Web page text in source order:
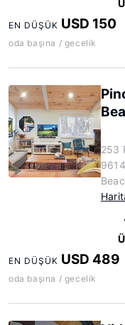
EN DÜŞÜK USD 150
oda başına / gecelik
253
EN DÜŞÜK USD 489
oda başına / gecelik